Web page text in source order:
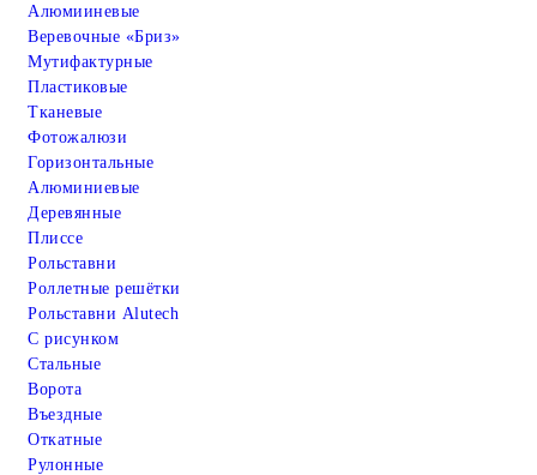
Алюмииневые
Веревочные «Бриз»
Мутифактурные
Пластиковые
Тканевые
Фотожалюзи
Горизонтальные
Алюминиевые
Деревянные
Плиссе
Рольставни
Роллетные решётки
Рольставни Alutech
С рисунком
Стальные
Ворота
Въездные
Откатные
Рулонные